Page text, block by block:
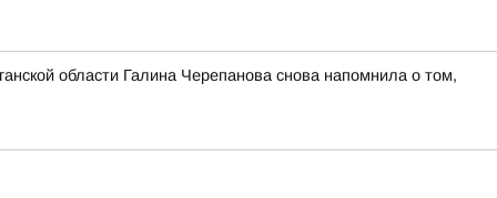
области Галина Черепанова снова напомнила о том,